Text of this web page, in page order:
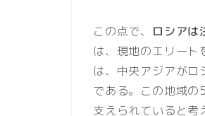
この点で、 ロシアは
は、現地のエリー
は、中央アジアが
である。この地域
支えられていると考